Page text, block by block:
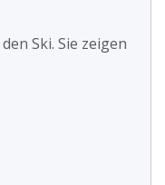
Ski. Sie zeigen